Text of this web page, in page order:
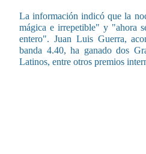
La información indicó que la
mágica e irrepetible" y "ahora
entero". Juan Luis Guerra,
banda 4.40, ha ganado dos
Latinos, entre otros premios